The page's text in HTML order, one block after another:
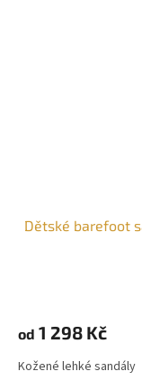
Dětské barefoot
od 1 298 Kč
Kožené lehké sandály